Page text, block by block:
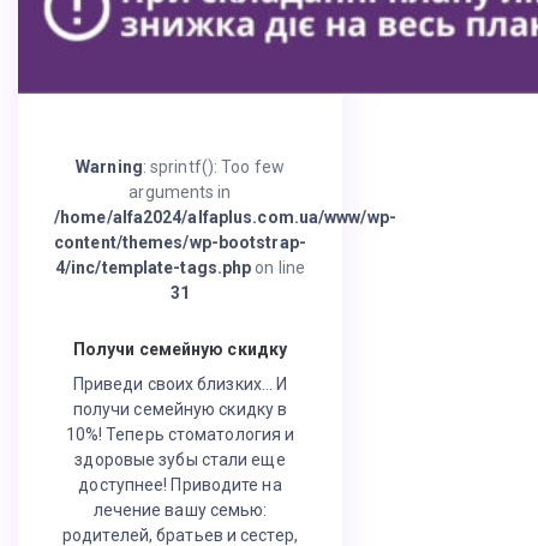
Warning: sprintf(): Too few
arguments in
/home/alfa2024/alfaplus.com.ua/www/wp-
content/themes/wp-bootstrap-
4/inc/template-tags.php on line
31
Получи семейную скидку
Приведи своих близких… И
получи семейную скидку в
10%! Теперь стоматология и
здоровые зубы стали еще
доступнее! Приводите на
лечение вашу семью:
родителей, братьев и сестер,